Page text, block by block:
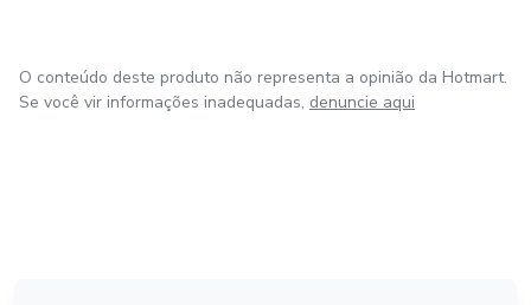
O conteúdo deste produto não representa a opinião da Hotmart.
Se você vir informações inadequadas, denuncie aqui